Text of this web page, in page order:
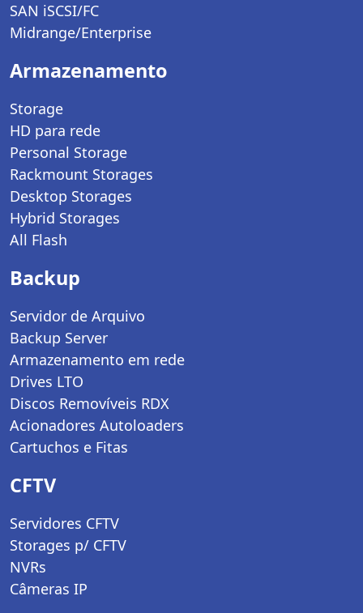
SAN iSCSI/FC
Midrange/Enterprise
Armazenamento
Storage
HD para rede
Personal Storage
Rackmount Storages
Desktop Storages
Hybrid Storages
All Flash
Backup
Servidor de Arquivo
Backup Server
Armazenamento em rede
Drives LTO
Discos Removíveis RDX
Acionadores Autoloaders
Cartuchos e Fitas
CFTV
Servidores CFTV
Storages p/ CFTV
NVRs
Câmeras IP